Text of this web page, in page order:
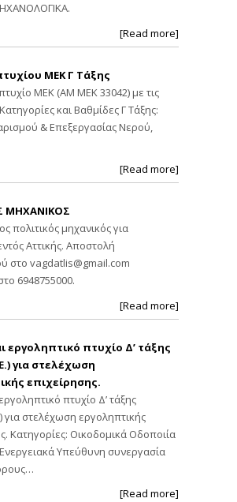
[Read more]
ΜΕΚ Γ Τάξης
πτυχίο ΜΕΚ (ΑΜ ΜΕΚ 33042) με τις
και Βαθμίδες Γ Τάξης:
& Επεξεργασίας Νερού,
[Read more]
ΜΗΧΑΝΙΚΟΣ
πολιτικός μηχανικός για
Αττικής. Αποστολή
στο vagdatlis@gmail.com
6948755000.
[Read more]
εργοληπτικό πτυχίο Δ’ τάξης
για στελέχωση
επιχείρησης.
πτυχίο Δ’ τάξης
για στελέχωση εργοληπτικής
Κατηγορίες: Οικοδομικά Οδοποιία
Υπεύθυνη συνεργασία
[Read more]